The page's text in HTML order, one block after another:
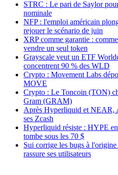
STRC : Le pari de Saylor
nominale
NFP : l'emploi américain
rejouer le scénario de juin
XRP comme garantie :
vendre un seul token
Grayscale veut un ETF
concentrent 90 % des WLD
Crypto : Movement Labs
MOVE
Crypto : Le Toncoin (TON)
Gram (GRAM)
Après Hyperliquid et NEAR,
ses Zcash
Hyperliquid résiste : HYPE
tombe sous les 70 $
Sui corrige les bugs à l'origine
rassure ses utilisateurs